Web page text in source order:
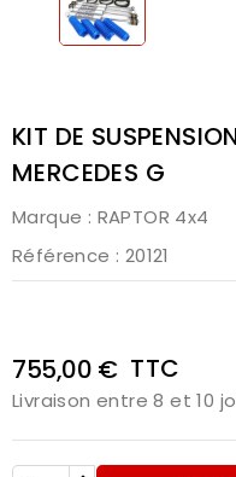
KIT DE
MERCEDES G
Marque : RAPTOR 4x4
Référence : 20121
755,00 € TTC
Livraison entre 8 et 10